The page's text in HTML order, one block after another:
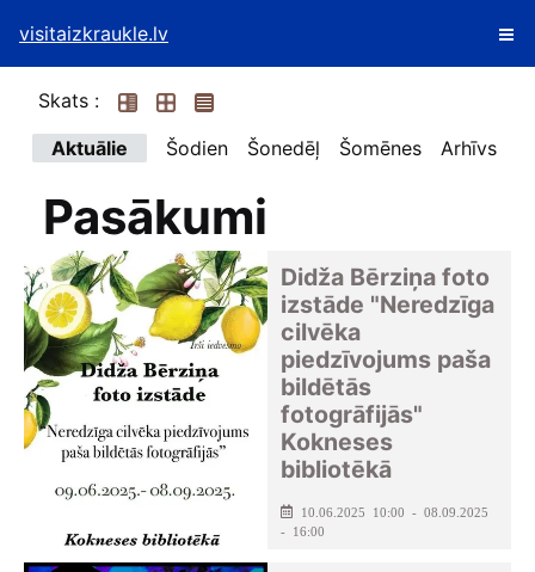
visitaizkraukle.lv
Skats :
Aktuālie
Šodien Šonedēļ Šomēnes Arhīvs
Pasākumi
Didža Bērziņa foto
izstāde "Neredzīga
cilvēka
piedzīvojums paša
bildētās
fotogrāfijās"
Kokneses
bibliotēkā
10.06.2025 10:00 - 08.09.2025
- 16:00